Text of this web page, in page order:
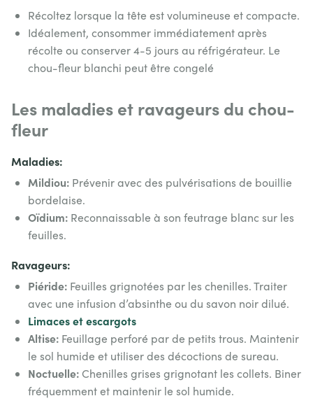
Récoltez lorsque la tête est volumineuse et compacte.
Idéalement, consommer immédiatement après
récolte ou conserver 4-5 jours au réfrigérateur. Le
chou-fleur blanchi peut être congelé
Les maladies et ravageurs du chou-
fleur
Maladies:
Mildiou: Prévenir avec des pulvérisations de bouillie
bordelaise.
Oïdium: Reconnaissable à son feutrage blanc sur les
feuilles.
Ravageurs:
Piéride: Feuilles grignotées par les chenilles. Traiter
avec une infusion d’absinthe ou du savon noir dilué.
Limaces et escargots
Altise: Feuillage perforé par de petits trous. Maintenir
le sol humide et utiliser des décoctions de sureau.
Noctuelle:Chenilles grises grignotant les collets. Biner
fréquemment et maintenir le sol humide.